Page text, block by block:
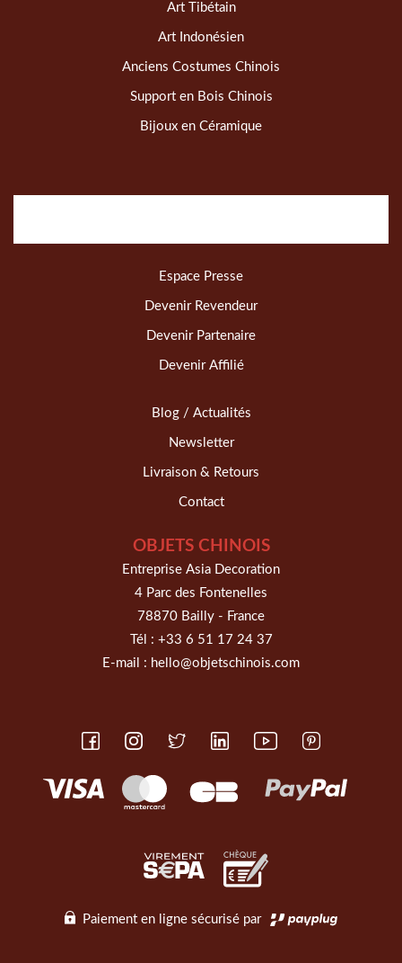
Art Tibétain
Art Indonésien
Anciens Costumes Chinois
Support en Bois Chinois
Bijoux en Céramique
Espace Presse
Devenir Revendeur
Devenir Partenaire
Devenir Affilié
Blog / Actualités
Newsletter
Livraison & Retours
Contact
OBJETS CHINOIS
Entreprise Asia Decoration
4 Parc des Fontenelles
78870 Bailly - France
Tél : +33 6 51 17 24 37
E-mail : hello@objetschinois.com
Paiement en ligne sécurisé par